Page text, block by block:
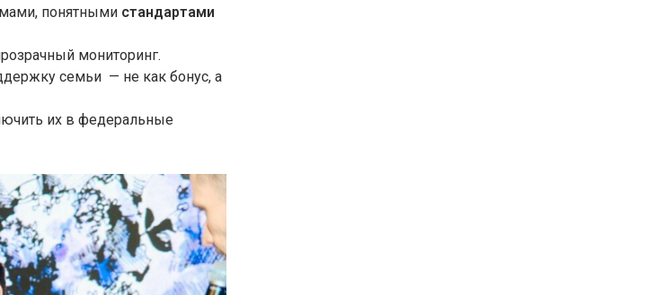
понятными стандартами
мониторинг.
семьи — не как бонус, а
их в федеральные